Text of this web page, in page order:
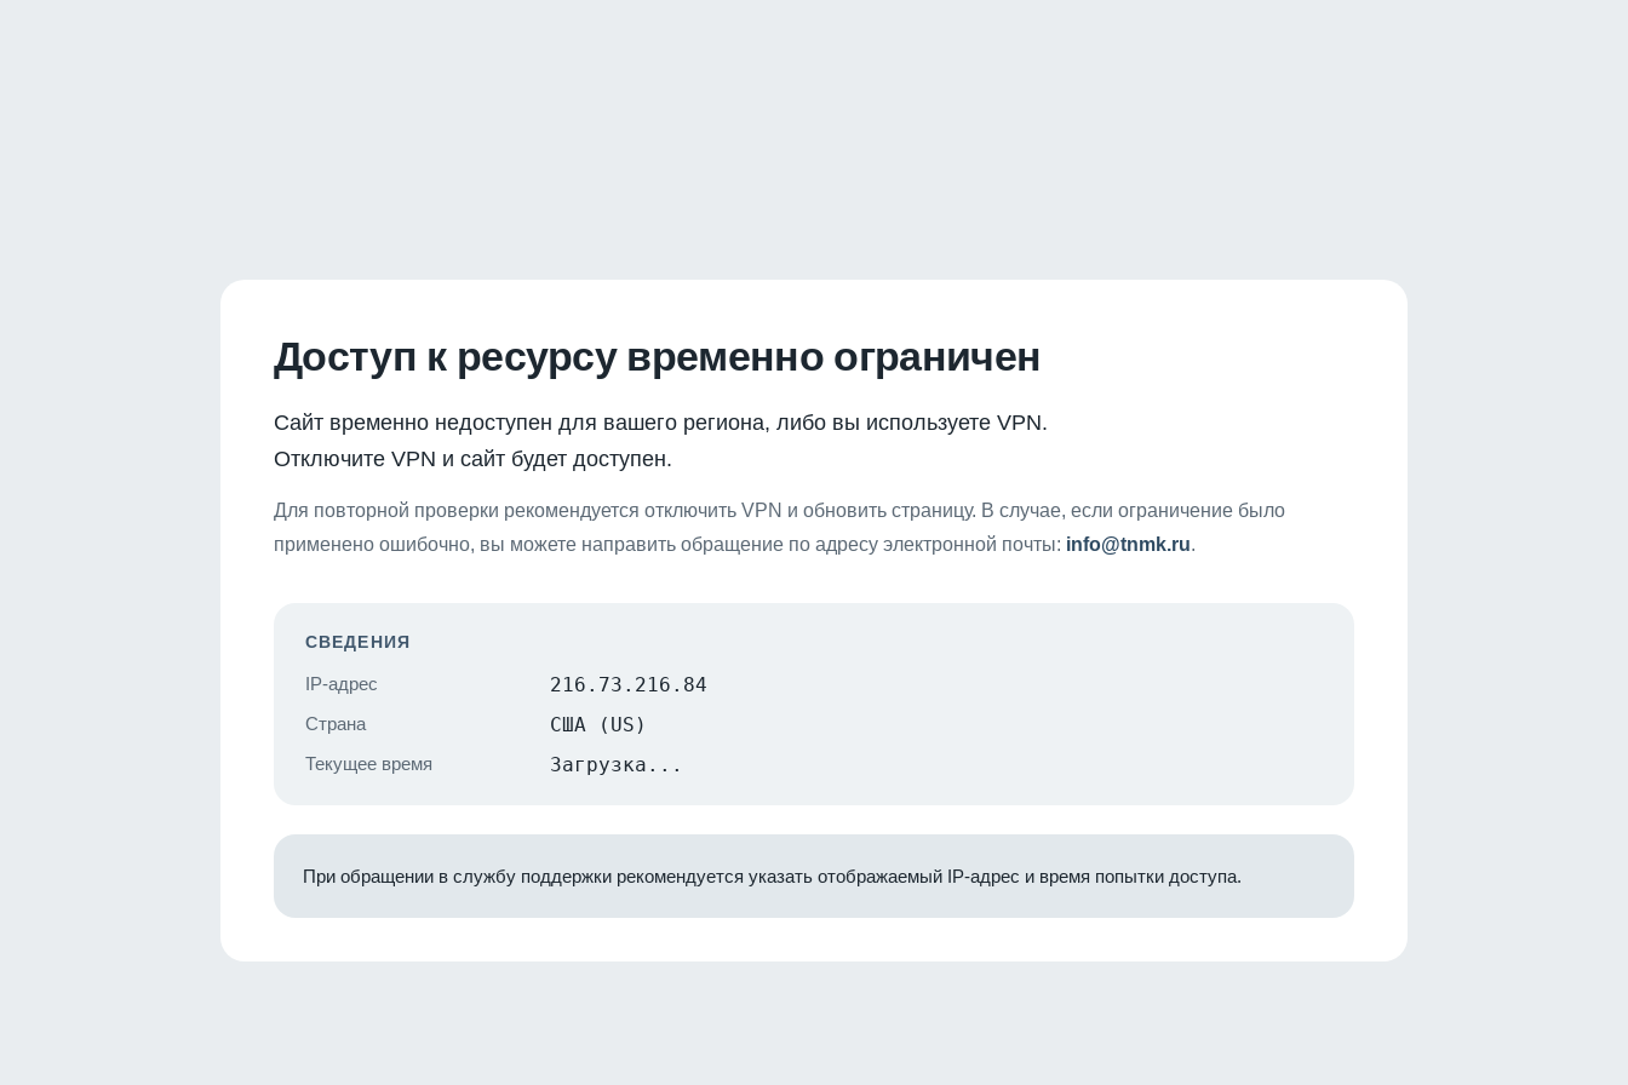
Доступ к ресурсу временно ограничен
Сайт временно недоступен для вашего региона, либо вы используете VPN.
Отключите VPN и сайт будет доступен.
Для повторной проверки рекомендуется отключить VPN и обновить страницу. В случае, если ограничение было
применено ошибочно, вы можете направить обращение по адресу электронной почты: info@tnmk.ru.
СВЕДЕНИЯ
IP-адрес 216.73.216.84
Страна США (US)
Текущее время Загрузка...
При обращении в службу поддержки рекомендуется указать отображаемый IP-адрес и время попытки доступа.